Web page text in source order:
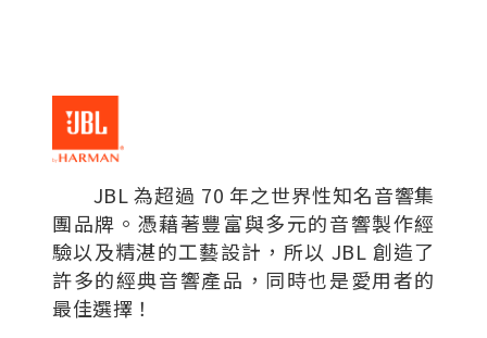
JBL 為超過 70 年之世界性知名音響集
團品牌。憑藉著豐富與多元的音響製作經
驗以及精湛的工藝設計，所以 JBL 創造了
許多的經典音響產品，同時也是愛用者的
最佳選擇！